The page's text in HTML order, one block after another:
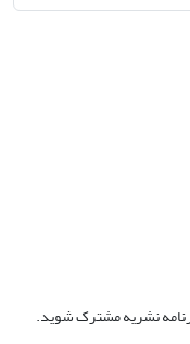
نشریه مشترک شوید.